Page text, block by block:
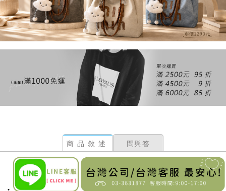
商品敘述 問與答